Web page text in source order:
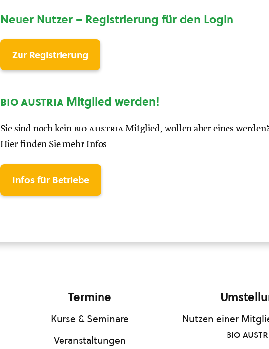
Neuer Nutzer – Registrierung für den Login
Zur Registrierung
bio austria Mitglied werden!
Sie sind noch kein bio austria Mitglied, wollen aber eines werden?
Hier finden Sie mehr Infos
Infos für Betriebe
Termine
Kurse & Seminare
Veranstaltungen
Nutzen einer
bio